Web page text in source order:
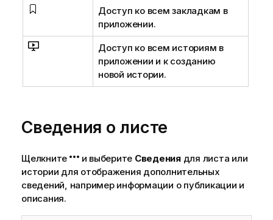
Доступ ко всем закладкам в
приложении.
Доступ ко всем историям в
приложении и к созданию
новой истории.
Сведения о листе
Щелкните и выберите Сведениядля листа или
истории для отображения дополнительных
сведений, например информации о публикации и
описания.